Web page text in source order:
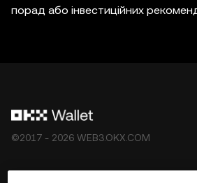
порад або інвестиційних
пропозицій, заохочень або
волатильністю, високим ступенем
знизитись у ціні. Щоб
проконсультуйтеся зі своїм
©2017 - 2026 WEB3.OKX.COM